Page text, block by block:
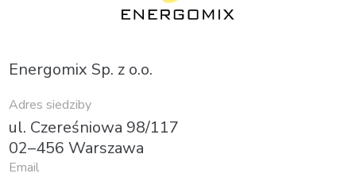
Energomix Sp. z o.o.
Adres siedziby
ul. Czereśniowa 98/117
02–456 Warszawa
Email